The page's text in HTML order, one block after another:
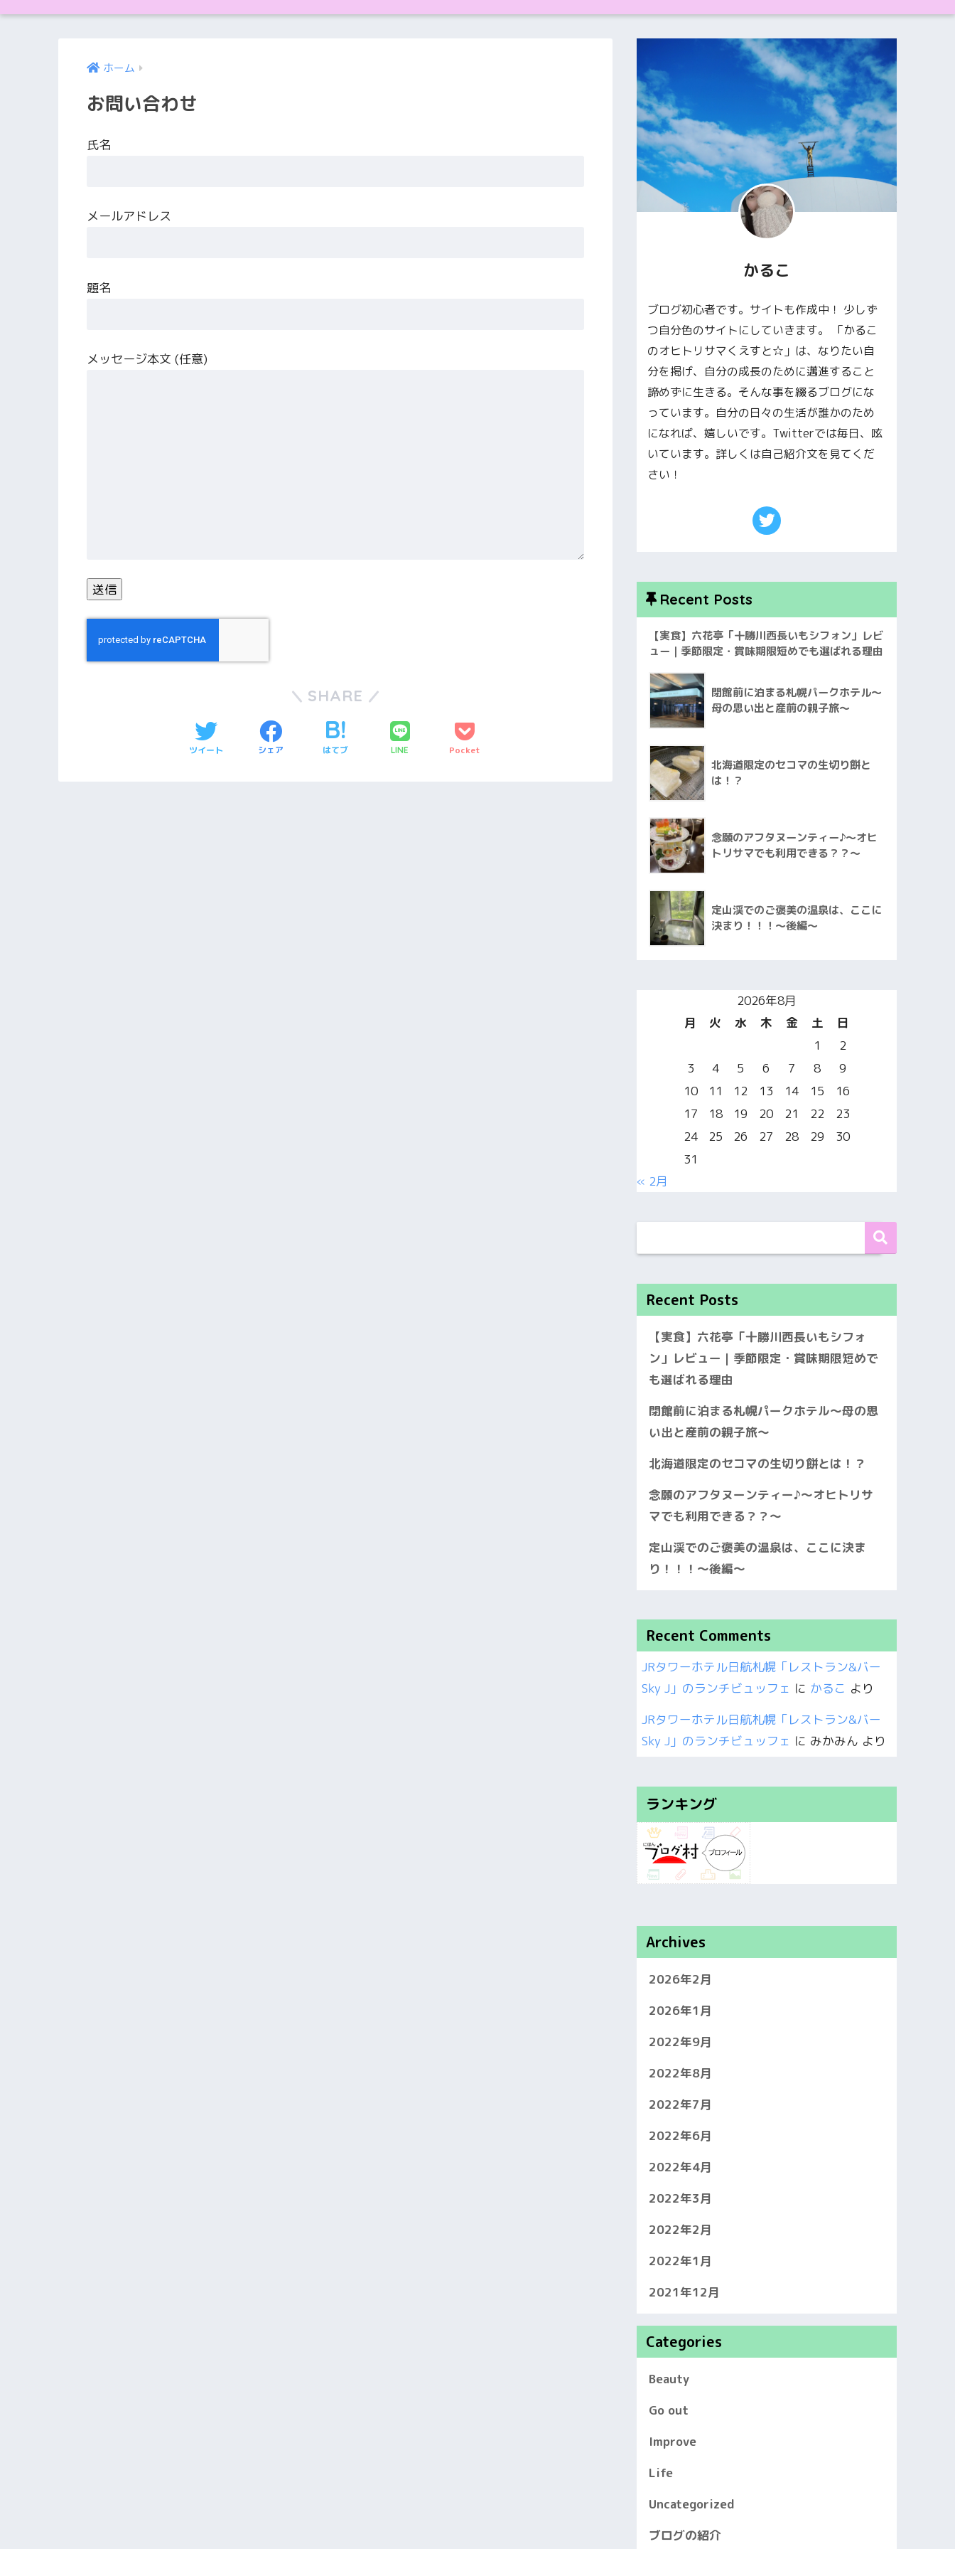
ホーム
お問い合わせ
氏名
メールアドレス
題名
メッセージ本文 (任意)
SHARE
ツイート シェア はてブ LINE Pocket
かるこ
ブログ初心者です。サイトも作成中！ 少しず
つ自分色のサイトにしていきます。 「かるこ
のオヒトリサマくえすと☆」は、なりたい自
分を掲げ、自分の成長のために邁進すること
諦めずに生きる。そんな事を綴るブログにな
っています。自分の日々の生活が誰かのため
になれば、嬉しいです。Twitterでは毎日、呟
いています。詳しくは自己紹介文を見てくだ
さい！
Recent Posts
【実食】六花亭「十勝川西長いもシフォン」レビ
ュー｜季節限定・賞味期限短めでも選ばれる理由
閉館前に泊まる札幌パークホテル〜
母の思い出と産前の親子旅〜
北海道限定のセコマの生切り餅と
は！？
念願のアフタヌーンティー♪〜オヒ
トリサマでも利用できる？？〜
定山渓でのご褒美の温泉は、ここに
決まり！！！〜後編〜
2026年8月
月
火 水 木 金 土
日
1
2
3
4 5 6 7 8
9
10
11 12 13 14 15
16
17
18 19 20 21 22
23
24
25 26 27 28 29
30
31
« 2月
Recent Posts
【実食】六花亭「十勝川西長いもシフォ
ン」レビュー｜季節限定・賞味期限短めで
も選ばれる理由
閉館前に泊まる札幌パークホテル〜母の思
い出と産前の親子旅〜
北海道限定のセコマの生切り餅とは！？
念願のアフタヌーンティー♪〜オヒトリサ
マでも利用できる？？〜
定山渓でのご褒美の温泉は、ここに決ま
り！！！〜後編〜
Recent Comments
JRタワーホテル日航札幌「レストラン&バー
Sky J」のランチビュッフェ に かるこ より
JRタワーホテル日航札幌「レストラン&バー
Sky J」のランチビュッフェ に みかみん より
ランキング
Archives
2026年2月
2026年1月
2022年9月
2022年8月
2022年7月
2022年6月
2022年4月
2022年3月
2022年2月
2022年1月
2021年12月
Categories
Beauty
Go out
Improve
Life
Uncategorized
ブログの紹介